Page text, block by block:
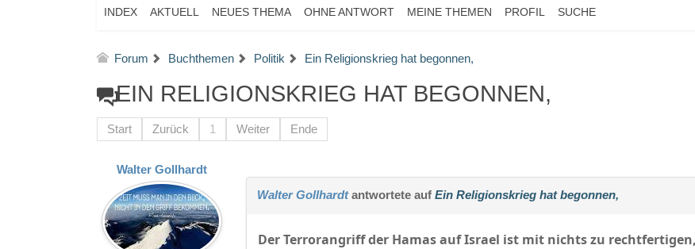
INDEX AKTUELL NEUES THEMA OHNE ANTWORT MEINE THEMEN PROFIL SUCHE
Forum Buchthemen Politik Ein Religionskrieg hat begonnen,
EIN RELIGIONSKRIEG HAT BEGONNEN,
Start Zurück 1 Weiter Ende
Walter Gollhardt
Walter Gollhardtantwortete aufEin Religionskrieg hat begonnen,
Der Terrorangriff der Hamas auf Israel ist mit nichts zu